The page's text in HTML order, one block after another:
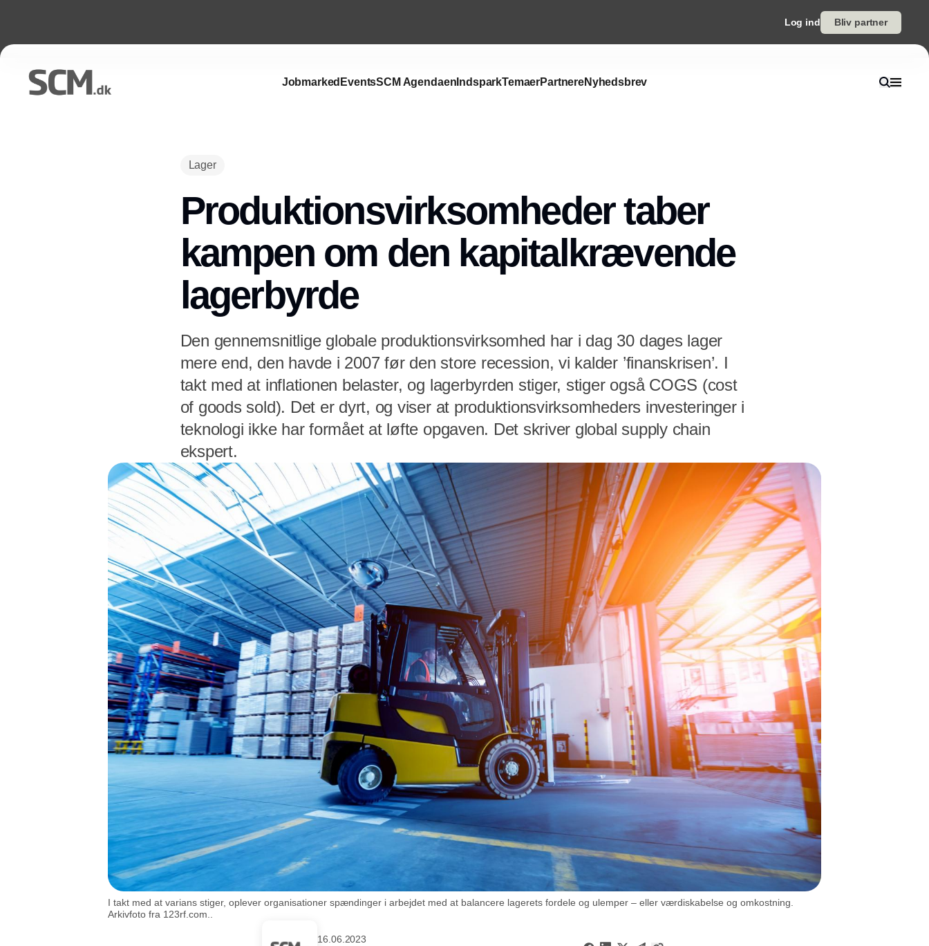
Log ind Bliv partner
Jobmarked EventsSCM Agendaen IndsparkTemaerPartnereNyhedsbrev
Lager
Produktionsvirksomheder taber
kampen om den kapitalkrævende
lagerbyrde
Den gennemsnitlige globale produktionsvirksomhed har i dag 30 dages lager
mere end, den havde i 2007 før den store recession, vi kalder ’finanskrisen’. I
takt med at inflationen belaster, og lagerbyrden stiger, stiger også COGS (cost
of goods sold). Det er dyrt, og viser at produktionsvirksomheders investeringer i
teknologi ikke har formået at løfte opgaven. Det skriver global supply chain
ekspert.
I takt med at varians stiger, oplever organisationer spændinger i arbejdet med at balancere lagerets fordele og ulemper – eller værdiskabelse og omkostning.
Arkivfoto fra 123rf.com..
16.06.2023